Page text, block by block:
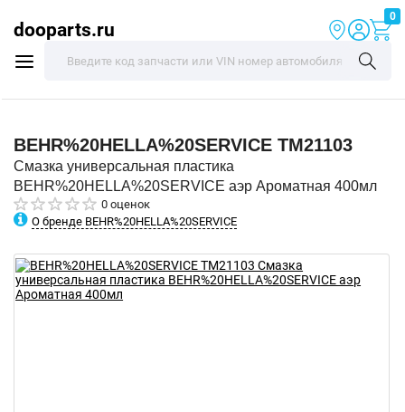
dooparts.ru
0
BEHR%20HELLA%20SERVICE TM21103
Смазка универсальная пластика
BEHR%20HELLA%20SERVICE аэр Ароматная 400мл
0 оценок
О бренде BEHR%20HELLA%20SERVICE